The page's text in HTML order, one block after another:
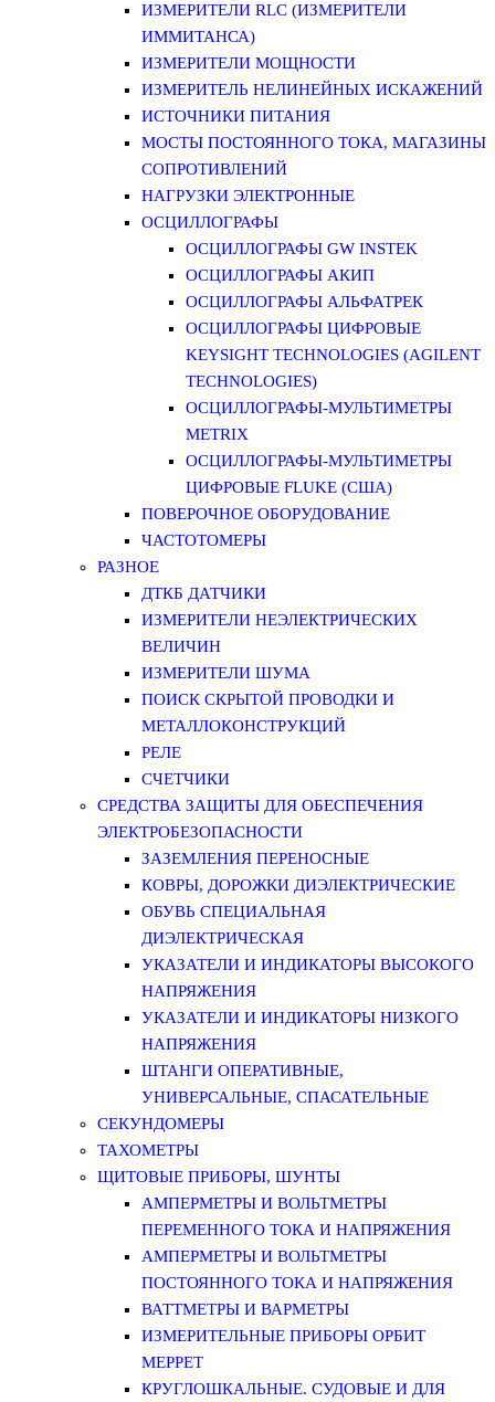
ИЗМЕРИТЕЛИ RLC (ИЗМЕРИТЕЛИ
ИММИТАНСА)
ИЗМЕРИТЕЛИ МОЩНОСТИ
ИЗМЕРИТЕЛЬ НЕЛИНЕЙНЫХ ИСКАЖЕНИЙ
ИСТОЧНИКИ ПИТАНИЯ
МОСТЫ ПОСТОЯННОГО ТОКА, МАГАЗИНЫ
СОПРОТИВЛЕНИЙ
НАГРУЗКИ ЭЛЕКТРОННЫЕ
ОСЦИЛЛОГРАФЫ
ОСЦИЛЛОГРАФЫ GW INSTEK
ОСЦИЛЛОГРАФЫ АКИП
ОСЦИЛЛОГРАФЫ АЛЬФАТРЕК
ОСЦИЛЛОГРАФЫ ЦИФРОВЫЕ
KEYSIGHT TECHNOLOGIES (AGILENT
TECHNOLOGIES)
ОСЦИЛЛОГРАФЫ-МУЛЬТИМЕТРЫ
METRIX
ОСЦИЛЛОГРАФЫ-МУЛЬТИМЕТРЫ
ЦИФРОВЫЕ FLUKE (США)
ПОВЕРОЧНОЕ ОБОРУДОВАНИЕ
ЧАСТОТОМЕРЫ
РАЗНОЕ
ДТКБ ДАТЧИКИ
ИЗМЕРИТЕЛИ НЕЭЛЕКТРИЧЕСКИХ
ВЕЛИЧИН
ИЗМЕРИТЕЛИ ШУМА
ПОИСК СКРЫТОЙ ПРОВОДКИ И
МЕТАЛЛОКОНСТРУКЦИЙ
РЕЛЕ
СЧЕТЧИКИ
СРЕДСТВА ЗАЩИТЫ ДЛЯ ОБЕСПЕЧЕНИЯ
ЭЛЕКТРОБЕЗОПАСНОСТИ
ЗАЗЕМЛЕНИЯ ПЕРЕНОСНЫЕ
КОВРЫ, ДОРОЖКИ ДИЭЛЕКТРИЧЕСКИЕ
ОБУВЬ СПЕЦИАЛЬНАЯ
ДИЭЛЕКТРИЧЕСКАЯ
УКАЗАТЕЛИ И ИНДИКАТОРЫ ВЫСОКОГО
НАПРЯЖЕНИЯ
УКАЗАТЕЛИ И ИНДИКАТОРЫ НИЗКОГО
НАПРЯЖЕНИЯ
ШТАНГИ ОПЕРАТИВНЫЕ,
УНИВЕРСАЛЬНЫЕ, СПАСАТЕЛЬНЫЕ
СЕКУНДОМЕРЫ
ТАХОМЕТРЫ
ЩИТОВЫЕ ПРИБОРЫ, ШУНТЫ
АМПЕРМЕТРЫ И ВОЛЬТМЕТРЫ
ПЕРЕМЕННОГО ТОКА И НАПРЯЖЕНИЯ
АМПЕРМЕТРЫ И ВОЛЬТМЕТРЫ
ПОСТОЯННОГО ТОКА И НАПРЯЖЕНИЯ
ВАТТМЕТРЫ И ВАРМЕТРЫ
ИЗМЕРИТЕЛЬНЫЕ ПРИБОРЫ ОРБИТ
МЕРРЕТ
КРУГЛОШКАЛЬНЫЕ. СУДОВЫЕ И ДЛЯ